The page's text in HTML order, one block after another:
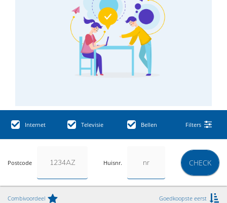
Internet Televisie Bellen Filters
Postcode Huisnr. CHECK
Combivoordeel Goedkoopste eerst